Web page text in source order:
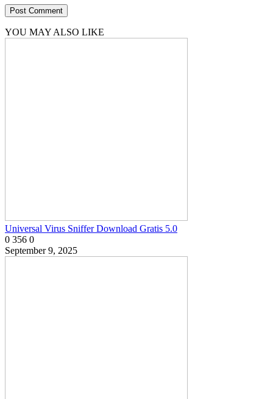
YOU MAY ALSO LIKE
Universal Virus Sniffer Download Gratis 5.0
0 356 0
September 9, 2025